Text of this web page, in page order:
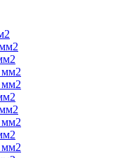
мм2
мм2
мм2
мм2